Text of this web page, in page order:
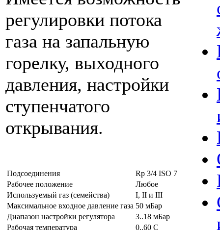
регулировки потока
газа на запальную
горелку, выходного
давления, настройки
ступенчатого
открывания.
Подсоединения
Rp 3/4 ISO 7
Рабочее положение
Любое
Используемый газ (семейства)
I, II и III
Максимальное входное давление газа 50 мБар
Диапазон настройки регулятора
3..18 мБар
Рабочая температура
0..60 С